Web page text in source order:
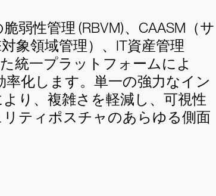
弱性管理 (RBVM)、CAASM（サ
象領域管理）、IT資産管理
統一プラットフォームによ
率化します。単一の強力なイン
り、複雑さを軽減し、可視性
ティポスチャのあらゆる側面